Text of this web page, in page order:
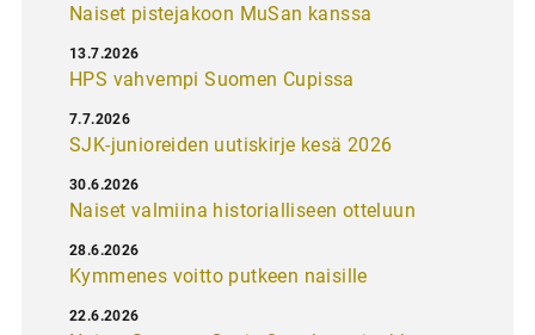
Naiset pistejakoon MuSan kanssa
HPS vahvempi Suomen Cupissa
13.7.2026
SJK-junioreiden uutiskirje kesä 2026
7.7.2026
Naiset valmiina historialliseen otteluun
30.6.2026
Kymmenes voitto putkeen naisille
28.6.2026
22.6.2026